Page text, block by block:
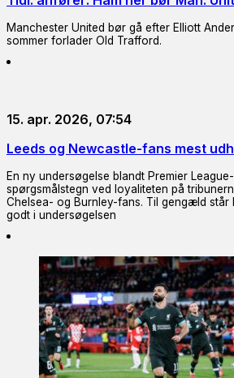
Manchester United bør gå efter Elliott
sommer forlader Old Trafford.
15. apr. 2026, 07:54
Leeds og Newcastle-fans mest
En ny undersøgelse blandt Premier
spørgsmålstegn ved loyaliteten på
Chelsea- og Burnley-fans. Til gengæld står
godt i undersøgelsen